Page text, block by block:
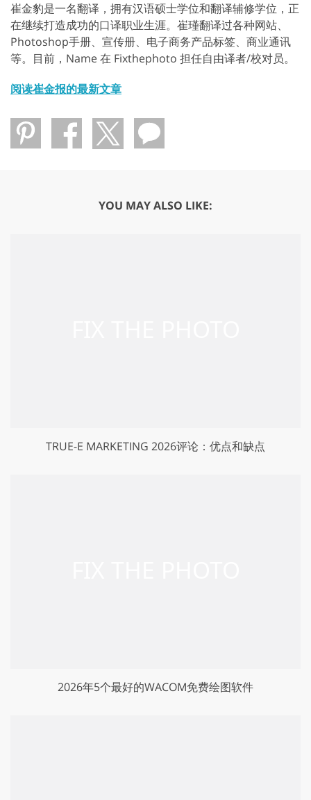
崔金豹是一名翻译，拥有汉语硕士学位和翻译辅修学位，正
在继续打造成功的口译职业生涯。崔瑾翻译过各种网站、
Photoshop手册、宣传册、电子商务产品标签、商业通讯
等。目前，Name 在 Fixthephoto 担任自由译者/校对员。
阅读崔金报的最新文章
YOU MAY ALSO LIKE:
TRUE-E MARKETING 2026评论：优点和缺点
2026年5个最好的WACOM免费绘图软件